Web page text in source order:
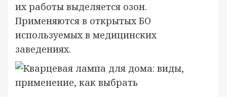
их работы выделяется озон.
Применяются в открытых БО
используемых в медицинских
заведениях.